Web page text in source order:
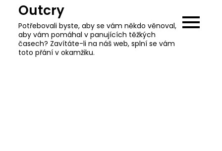
content
Outcry
Potřebovali byste, aby se vám někdo věnoval,
aby vám pomáhal v panujících těžkých
časech? Zavítáte-li na náš web, splní se vám
toto přání v okamžiku.